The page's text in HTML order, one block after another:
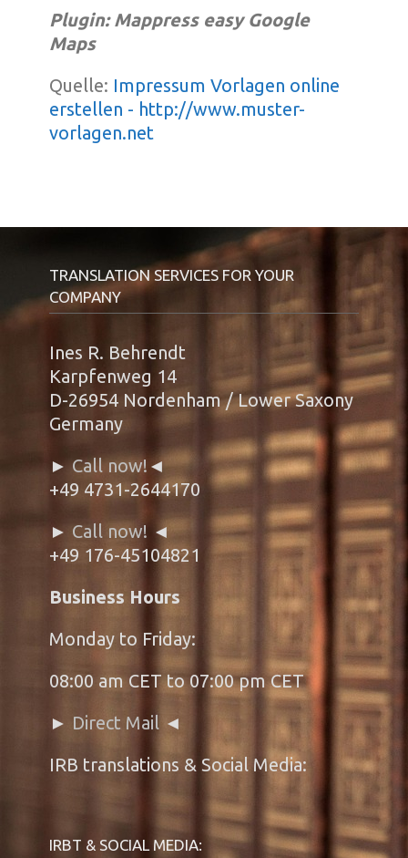
Plugin: Mappress easy Google
Maps
Quelle: Impressum Vorlagen online
erstellen - http://www.muster-
vorlagen.net
TRANSLATION SERVICES FOR YOUR
COMPANY
Ines R. Behrendt
Karpfenweg 14
D-26954 Nordenham / Lower Saxony
Germany
►Call now! ◄
+49 4731-2644170
► Call now! ◄
+49 176-45104821
Business Hours
Monday to Friday:
08:00 am CET to 07:00 pm CET
► Direct Mail ◄
IRB translations & Social Media:
IRBT & SOCIAL MEDIA: